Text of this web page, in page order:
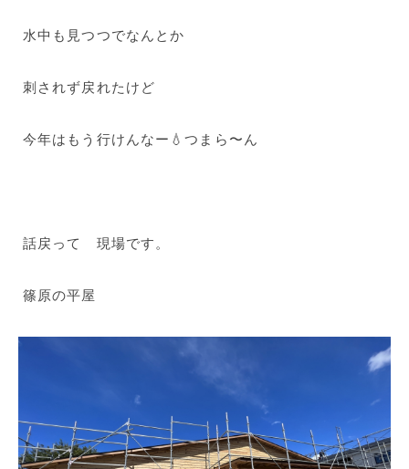
水中も見つつでなんとか
刺されず戻れたけど
今年はもう行けんなー💧つまら〜ん
話戻って 現場です。
篠原の平屋